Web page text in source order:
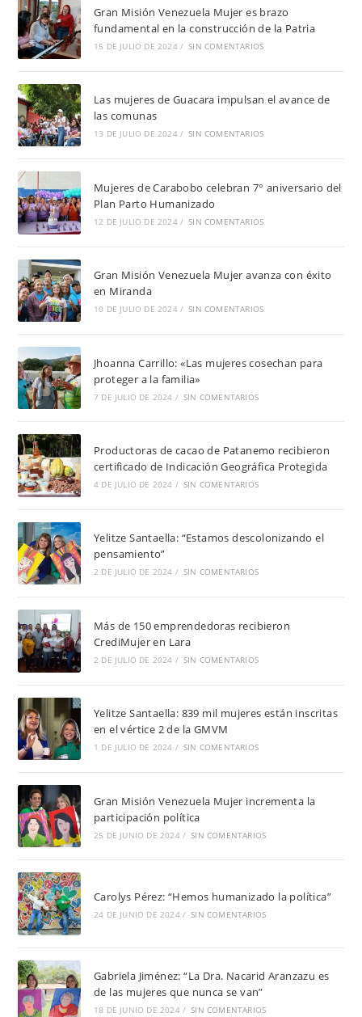
Gran Misión Venezuela Mujer es brazo
fundamental en la construcción de la Patria
15 DE JULIO DE 2024 / SIN COMENTARIOS
Las mujeres de Guacara impulsan el avance de
las comunas
13 DE JULIO DE 2024 / SIN COMENTARIOS
Mujeres de Carabobo celebran 7° aniversario del
Plan Parto Humanizado
12 DE JULIO DE 2024 / SIN COMENTARIOS
Gran Misión Venezuela Mujer avanza con éxito
en Miranda
10 DE JULIO DE 2024 / SIN COMENTARIOS
Jhoanna Carrillo: «Las mujeres cosechan para
proteger a la familia»
7 DE JULIO DE 2024 / SIN COMENTARIOS
Productoras de cacao de Patanemo recibieron
certificado de Indicación Geográfica Protegida
4 DE JULIO DE 2024 / SIN COMENTARIOS
Yelitze Santaella: “Estamos descolonizando el
pensamiento”
2 DE JULIO DE 2024 / SIN COMENTARIOS
Más de 150 emprendedoras recibieron
CrediMujer en Lara
2 DE JULIO DE 2024 / SIN COMENTARIOS
Yelitze Santaella: 839 mil mujeres están inscritas
en el vértice 2 de la GMVM
1 DE JULIO DE 2024 / SIN COMENTARIOS
Gran Misión Venezuela Mujer incrementa la
participación política
25 DE JUNIO DE 2024 / SIN COMENTARIOS
Carolys Pérez: “Hemos humanizado la política”
24 DE JUNIO DE 2024 / SIN COMENTARIOS
Gabriela Jiménez: “La Dra. Nacarid Aranzazu es
de las mujeres que nunca se van”
18 DE JUNIO DE 2024 / SIN COMENTARIOS